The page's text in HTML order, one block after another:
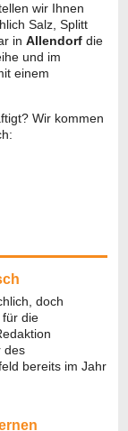
wir Ihnen
Salz, Splitt
in Allendorfdie
und im
einem
Wir kommen
doch
die
des
bereits im Jahr